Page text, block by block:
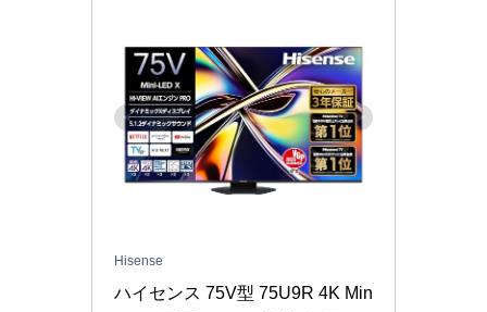
Hisense
ハイセンス 75V型 75U9R 4K Min